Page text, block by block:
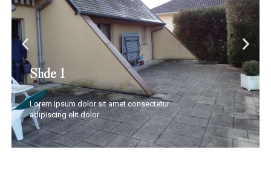
Slide 1
Lorem ipsum dolor sit amet consectetur
adipiscing elit dolor